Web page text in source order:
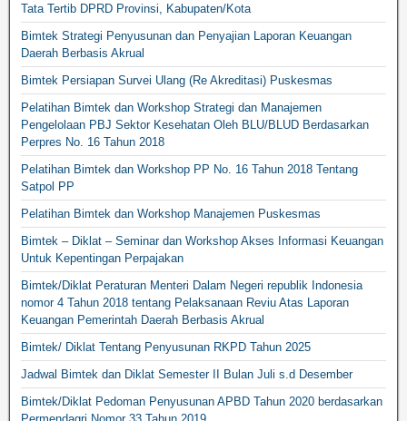
Tata Tertib DPRD Provinsi, Kabupaten/Kota
Bimtek Strategi Penyusunan dan Penyajian Laporan Keuangan
Daerah Berbasis Akrual
Bimtek Persiapan Survei Ulang (Re Akreditasi) Puskesmas
Pelatihan Bimtek dan Workshop Strategi dan Manajemen
Pengelolaan PBJ Sektor Kesehatan Oleh BLU/BLUD Berdasarkan
Perpres No. 16 Tahun 2018
Pelatihan Bimtek dan Workshop PP No. 16 Tahun 2018 Tentang
Satpol PP
Pelatihan Bimtek dan Workshop Manajemen Puskesmas
Bimtek – Diklat – Seminar dan Workshop Akses Informasi Keuangan
Untuk Kepentingan Perpajakan
Bimtek/Diklat Peraturan Menteri Dalam Negeri republik Indonesia
nomor 4 Tahun 2018 tentang Pelaksanaan Reviu Atas Laporan
Keuangan Pemerintah Daerah Berbasis Akrual
Bimtek/ Diklat Tentang Penyusunan RKPD Tahun 2025
Jadwal Bimtek dan Diklat Semester II Bulan Juli s.d Desember
Bimtek/Diklat Pedoman Penyusunan APBD Tahun 2020 berdasarkan